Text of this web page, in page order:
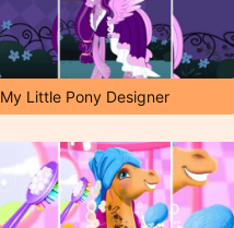
My Little Pony Designer